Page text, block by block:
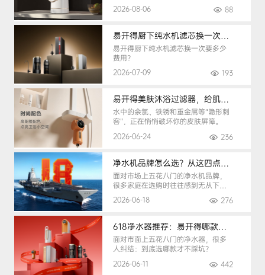
2026-08-06
88
易开得厨下纯水机滤芯换一次要多少钱
易开得厨下纯水机滤芯换一次要多少
费用？
2026-07-09
193
易开得美肤沐浴过滤器，给肌肤纯净呵护
水中的余氯、铁锈和重金属等“隐形刺
客”，正在悄悄破坏你的皮肤屏障。
2026-06-24
236
净水机品牌怎么选？从这四点入手，避开90%的选购陷阱
面对市场上五花八门的净水机品牌，
很多家庭在选购时往往感到无从下
手。
2026-06-18 276
618净水器推荐：易开得哪款最适合你？
面对市面上五花八门的净水器，很多
人纠结：到底选哪款才不踩坑？
2026-06-11
442